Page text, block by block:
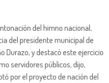
del himno nacional,
del presidente municipal de
Durazo, y destacó este ejercicio
servidores públicos, dijo,
por el proyecto de nación del